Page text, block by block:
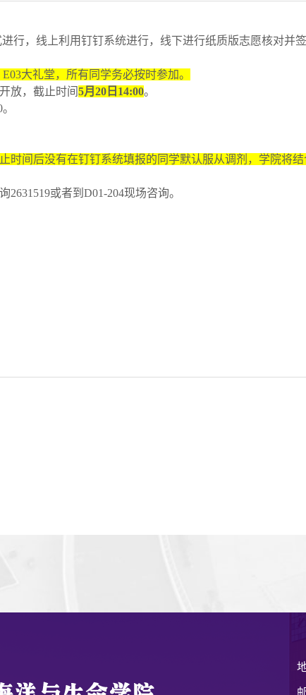
行，线上利用钉钉系统进行，线下进行纸质版志愿核对并签
E03大礼堂，所有同学务必按时参加。
放，截止时间 5月20日14:00。
时间后没有在钉钉系统填报的同学默认服从调剂，学院将
或者到D01-204现场咨询。